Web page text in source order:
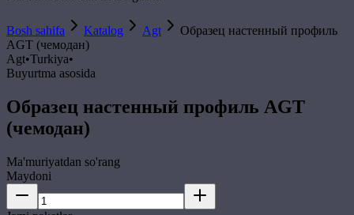
Bosh sahifa Katalog Agt
Образец настенный профиль
AGT (чемодан)
Agt•Turkiya•
Buyurtma asosida
Образец настенный профиль AGT
(чемодан)
Ma'muriyatdan so'rang
Maydoni